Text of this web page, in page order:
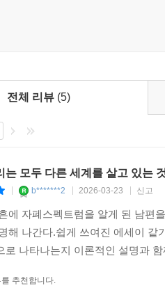
전체 리뷰 (5)
는 모두 다른 세계를 살고 있는
b*******2 2026-03-23 신고
에 자폐스펙트럼을 알게 된 남편
해 나간다.쉽게 쓰여진 에세이
로 나타나는지 이론적인 설명과
추천합니다.